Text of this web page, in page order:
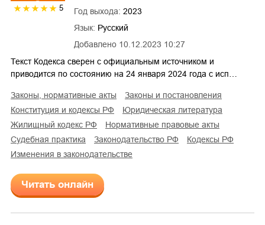
5
Добавлено 10.12.2023 10:27
Год выхода: 2023
Язык: Русский
Текст Кодекса сверен с официальным источником и
приводится по состоянию на 24 января 2024 года с исп…
законы, нормативные акты
законы и постановления
конституция и кодексы РФ
юридическая литература
жилищный кодекс РФ
нормативные правовые акты
судебная практика
законодательство РФ
кодексы РФ
изменения в законодательстве
Читать онлайн